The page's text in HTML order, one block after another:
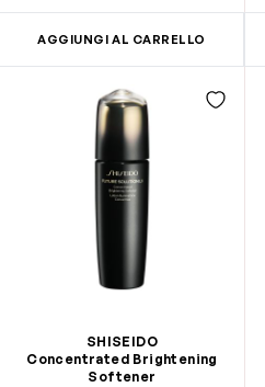
AGGIUNGI AL CARRELLO
SHISEIDO
Concentrated Brightening
Softener